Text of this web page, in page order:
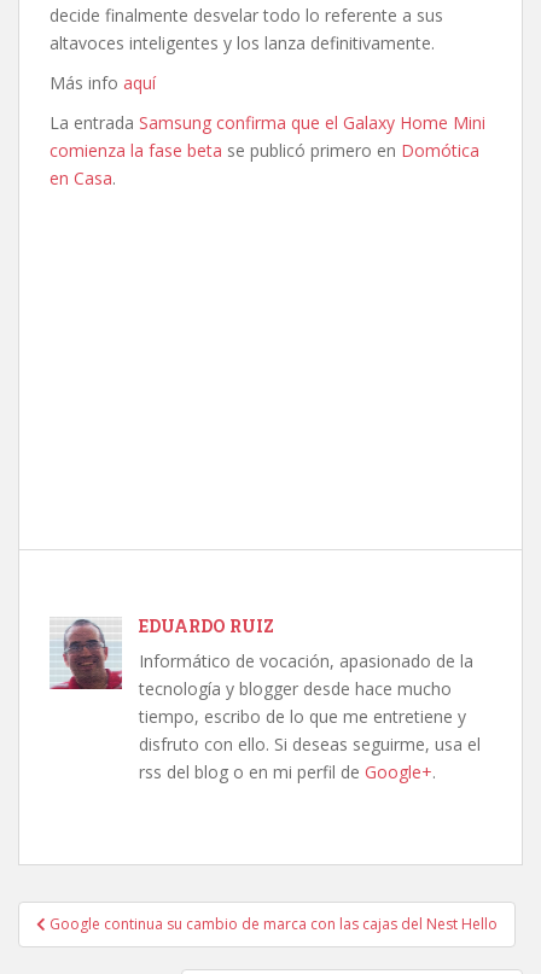
decide finalmente desvelar todo lo referente a sus
altavoces inteligentes y los lanza definitivamente.
Más info aquí
La entrada Samsung confirma que el Galaxy Home Mini
comienza la fase beta se publicó primero en Domótica
en Casa.
EDUARDO RUIZ
Informático de vocación, apasionado de la
tecnología y blogger desde hace mucho
tiempo, escribo de lo que me entretiene y
disfruto con ello. Si deseas seguirme, usa el
rss del blog o en mi perfil de Google+.
Navegación
de
Google continua su cambio de marca con las cajas del Nest Hello